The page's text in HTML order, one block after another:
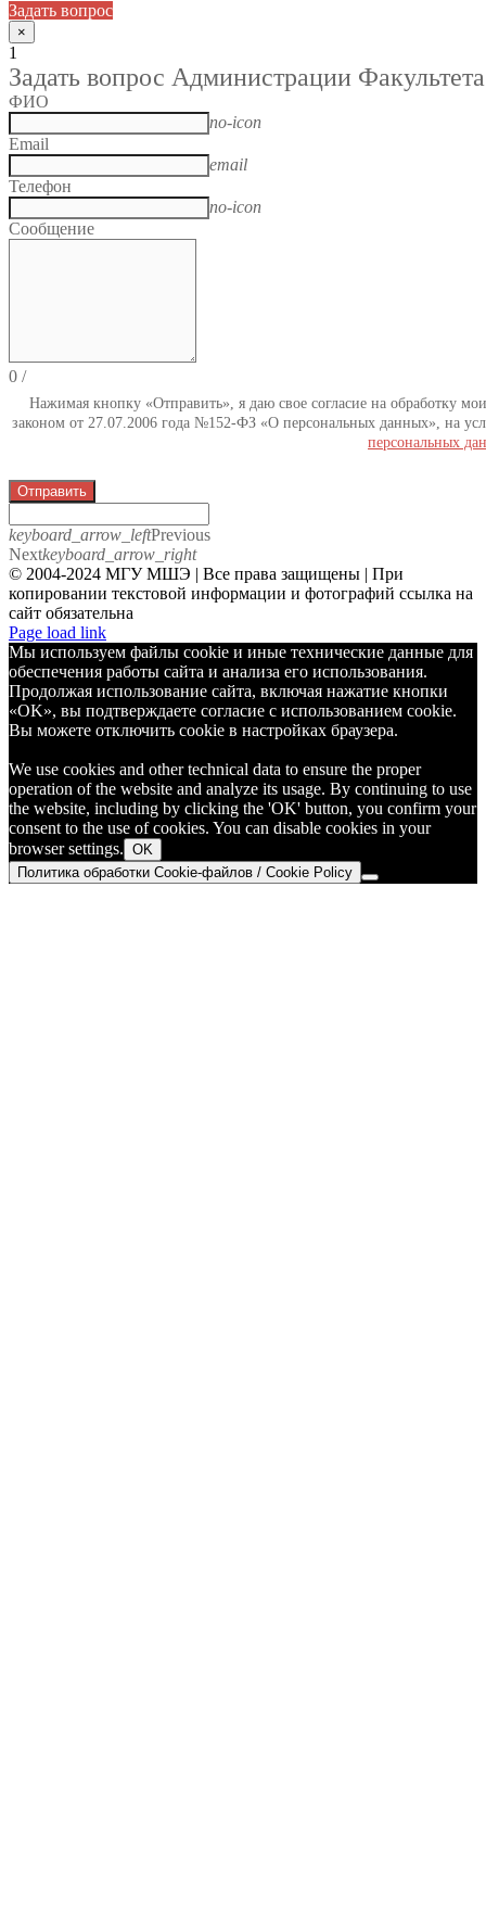
Задать вопрос
×
1
Задать вопрос Администрации Факультета
ФИО
no-icon
Email
email
Телефон
no-icon
Сообщение
0 /
Нажимая кнопку «Отправить», я даю свое согласие на обработку
законом от 27.07.2006 года №152-ФЗ «О персональных данных», на
персональных
Отправить
keyboard_arrow_leftPrevious
Nextkeyboard_arrow_right
© 2004-2024 МГУ МШЭ | Все права защищены | При
копировании текстовой информации и фотографий ссылка на
сайт обязательна
Telegram
Page load link
Мы используем файлы cookie и иные технические данные для
обеспечения работы сайта и анализа его использования.
Продолжая использование сайта, включая нажатие кнопки
«OK», вы подтверждаете согласие с использованием cookie.
Вы можете отключить cookie в настройках браузера.
We use cookies and other technical data to ensure the proper
operation of the website and analyze its usage. By continuing to use
the website, including by clicking the 'OK' button, you confirm your
consent to the use of cookies. You can disable cookies in your
browser settings. OK
Политика обработки Cookie-файлов / Cookie Policy